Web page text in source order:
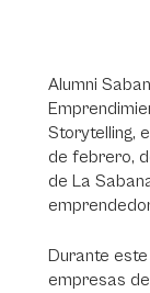
Alumni
Storytelling,
de febrero,
de La
Durante
empresas